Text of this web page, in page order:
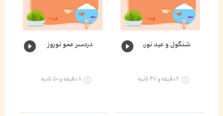
شنگول و عید نوروز
۶ دقیقه و ۴۷ ثانیه
دردسر عمو نوروز
۸ دقیقه و ۵۰ ثانیه